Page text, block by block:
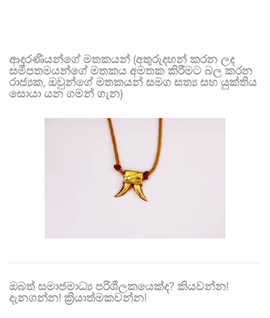
ආදරණීයන්ගේ මතකයන් (අතුරුදහන් කරන ලද
සමීපතමයන්ගේ මතකය අමතක කිරීමට බල කරන
රාජ්‍යක, ඔවුන්ගේ මතකයන් සමග සත්‍ය සහ යුක්තිය
සොයා යන ගමන් ගැන)
ඔබත් සමාජමාධ්‍ය පරිශීලකයෙක්ද? කියවන්න!
දැනගන්න! ක්‍රියාත්මකවන්න!